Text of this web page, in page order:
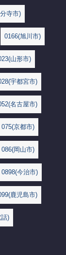
寺市)
0166(旭川市)
山形市)
宇都宮市)
名古屋市)
075(京都市)
086(岡山市)
0898(今治市)
鹿児島市)
)